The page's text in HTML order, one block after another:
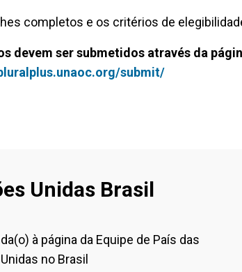
completos e os critérios de
devem ser submetidos através da
submit/
Unidas Brasil
à página da Equipe de País das
no Brasil